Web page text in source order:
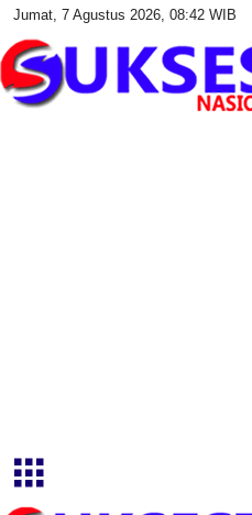
Jumat, 7 Agustus 2026, 08:42 WIB